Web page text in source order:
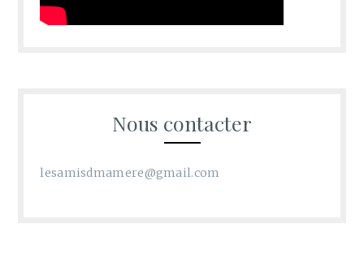
Nous contacter
lesamisdmamere@gmail.com